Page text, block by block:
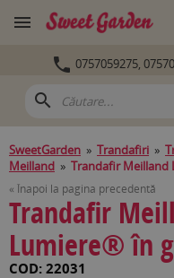

 0757059275,
search
SweetGarden » Trandafiri »
Meilland » Trandafir Meilland
« Înapoi la pagina precedentă
Trandafir
Lumiere® în
COD: 22031